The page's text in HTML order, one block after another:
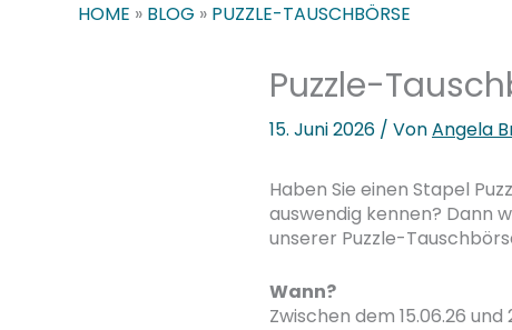
HOME » BLOG » PUZZLE-TAUSCHBÖRSE
Puzzle-
15. Juni 2026 / VonAngela
Haben Sie einen Stapel
auswendig kennen? Dann
unserer Puzzle-
Wann?
Zwischen dem 15.06.26 und